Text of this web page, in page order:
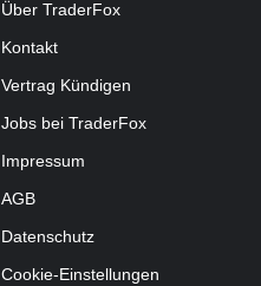
Über TraderFox
Kontakt
Vertrag Kündigen
Jobs bei TraderFox
Impressum
AGB
Datenschutz
Cookie-Einstellungen